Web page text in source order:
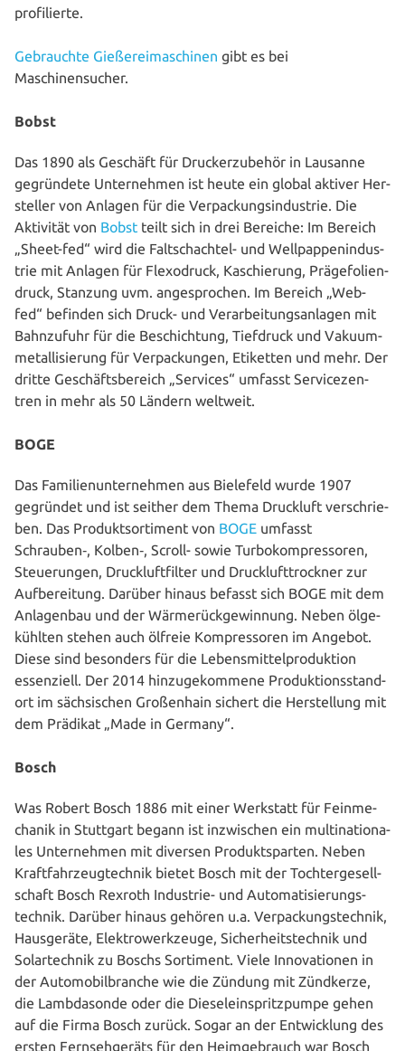
profilierte.
Gebrauch­te Gie­ße­rei­ma­schi­nen gibt es bei
Maschinensucher.
Bobst
Das 1890 als Geschäft für Drucker­zu­be­hör in Lausanne
gegrün­de­te Unter­neh­men ist heute ein global aktiver Her­
stel­ler von Anlagen für die Ver­pa­ckungs­in­dus­trie. Die
Aktivität von Bobst teilt sich in drei Bereiche: Im Bereich
„Sheet-fed“ wird die Falt­schach­tel- und Well­pap­pen­in­dus­
trie mit Anlagen für Flexo­druck, Kaschie­rung, Prä­ge­fo­li­en­
druck, Stanzung uvm. ange­spro­chen. Im Bereich „Web-
fed“ befinden sich Druck- und Ver­ar­bei­tungs­an­la­gen mit
Bahn­zu­fuhr für die Beschich­tung, Tiefdruck und Vaku­um­
me­tal­li­sie­rung für Ver­pa­ckun­gen, Etiketten und mehr. Der
dritte Geschäfts­be­reich „Services“ umfasst Ser­vice­zen­
tren in mehr als 50 Ländern weltweit.
BOGE
Das Fami­li­en­un­ter­neh­men aus Bielefeld wurde 1907
gegründet und ist seither dem Thema Druckluft ver­schrie­
ben. Das Pro­dukt­sor­ti­ment von BOGE umfasst
Schrauben‑, Kolben‑, Scroll- sowie Tur­bo­kom­pres­so­ren,
Steue­run­gen, Druck­luft­fil­ter und Druck­luft­trock­ner zur
Auf­be­rei­tung. Darüber hinaus befasst sich BOGE mit dem
Anla­gen­bau und der Wär­me­rück­ge­win­nung. Neben ölge­
kühl­ten stehen auch ölfreie Kom­pres­so­ren im Angebot.
Diese sind besonders für die Lebens­mit­tel­pro­duk­ti­on
essen­zi­ell. Der 2014 hin­zu­ge­kom­me­ne Pro­duk­ti­ons­stand­
ort im säch­si­schen Gro­ßen­hain sichert die Her­stel­lung mit
dem Prädikat „Made in Germany“.
Bosch
Was Robert Bosch 1886 mit einer Werkstatt für Fein­me­
cha­nik in Stuttgart begann ist inzwi­schen ein mul­ti­na­tio­na­
les Unter­neh­men mit diversen Pro­dukt­spar­ten. Neben
Kraft­fahr­zeug­tech­nik bietet Bosch mit der Toch­ter­ge­sell­
schaft Bosch Rexroth Industrie- und Auto­ma­ti­sie­rungs­
tech­nik. Darüber hinaus gehören u.a. Ver­pa­ckungs­tech­nik,
Haus­ge­rä­te, Elek­tro­werk­zeu­ge, Sicher­heits­tech­nik und
Solar­tech­nik zu Boschs Sortiment. Viele Inno­va­tio­nen in
der Auto­mo­bil­bran­che wie die Zündung mit Zündkerze,
die Lamb­da­son­de oder die Die­sel­ein­spritz­pum­pe gehen
auf die Firma Bosch zurück. Sogar an der Ent­wick­lung des
ersten Fern­seh­ge­räts für den Heim­ge­brauch war Bosch